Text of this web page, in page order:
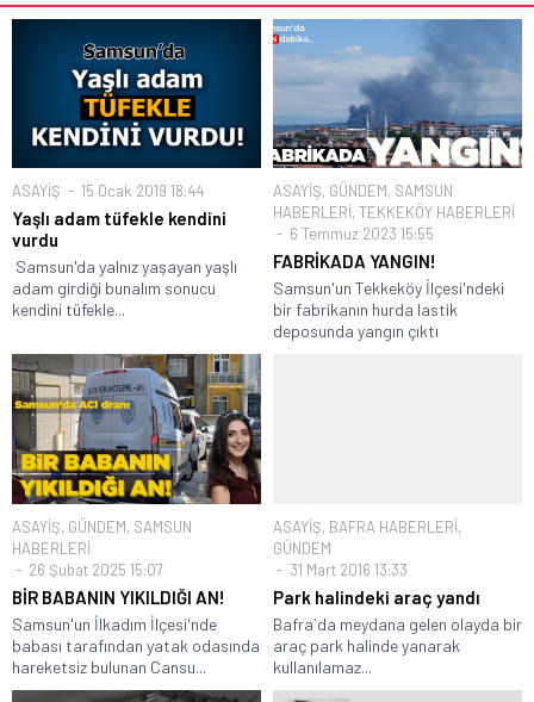
ASAYİŞ 15 Ocak 2019 18:44
Yaşlı adam tüfekle kendini
vurdu
Samsun'da yalnız yaşayan yaşlı
adam girdiği bunalım sonucu
kendini tüfekle...
ASAYİŞ, GÜNDEM, SAMSUN
HABERLERİ, TEKKEKÖY HABERLERİ
6 Temmuz 2023 15:55
FABRİKADA YANGIN!
Samsun'un Tekkeköy İlçesi'ndeki
bir fabrikanın hurda lastik
deposunda yangın çıktı
ASAYİŞ, GÜNDEM, SAMSUN
HABERLERİ
26 Şubat 2025 15:07
BİR BABANIN YIKILDIĞI AN!
Samsun'un İlkadım İlçesi'nde
babası tarafından yatak odasında
hareketsiz bulunan Cansu...
ASAYİŞ, BAFRA HABERLERİ,
GÜNDEM
31 Mart 2016 13:33
Park halindeki araç yandı
Bafra`da meydana gelen olayda bir
araç park halinde yanarak
kullanılamaz...